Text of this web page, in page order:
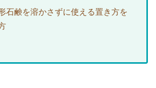
石鹸を溶かさずに使える置き方を